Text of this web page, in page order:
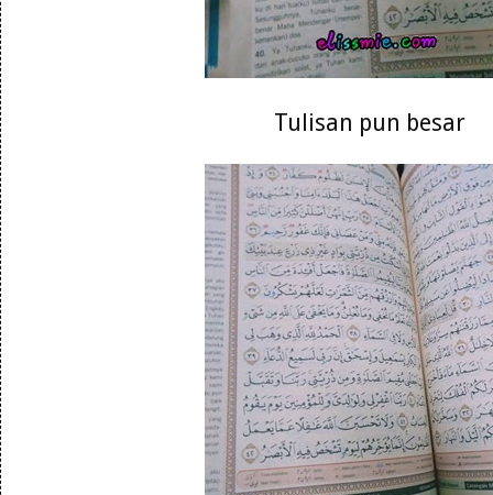
Tulisan pun besar